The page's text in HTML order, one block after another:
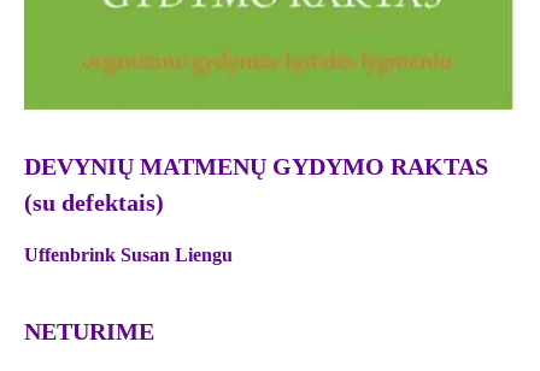
DEVYNIŲ MATMENŲ GYDYMO RAKTAS
(su defektais)
Uffenbrink Susan Liengu
NETURIME